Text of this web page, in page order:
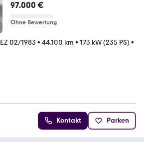
97.000 €
Ohne Bewertung
EZ 02/1983 • 44.100 km • 173 kW (235 PS) •
Kontakt Parken